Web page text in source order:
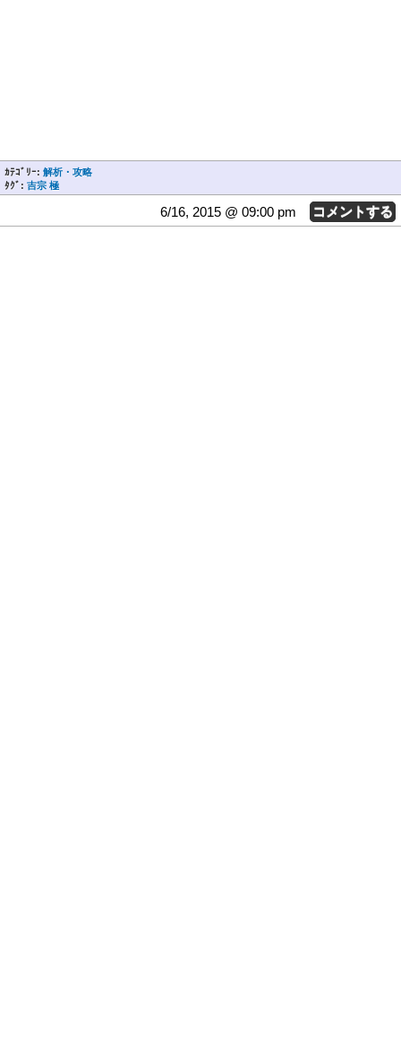
ｶﾃｺﾞﾘｰ: 解析・攻略
ﾀｸﾞ: 吉宗 極
6/16, 2015 @ 09:00 pm コメントする